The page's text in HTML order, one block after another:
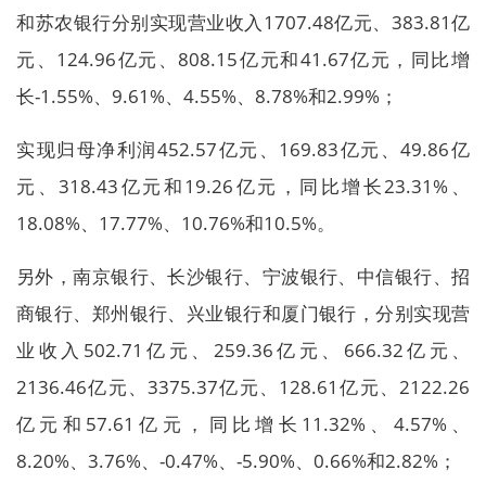
和苏农银行分别实现营业收入1707.48亿元、383.81亿
元、124.96亿元、808.15亿元和41.67亿元，同比增
长-1.55%、9.61%、4.55%、8.78%和2.99%；
实现归母净利润452.57亿元、169.83亿元、49.86亿
元、318.43亿元和19.26亿元，同比增长23.31%、
18.08%、17.77%、10.76%和10.5%。
另外，南京银行、长沙银行、宁波银行、中信银行、招
商银行、郑州银行、兴业银行和厦门银行，分别实现营
业收入502.71亿元、259.36亿元、666.32亿元、
2136.46亿元、3375.37亿元、128.61亿元、2122.26
亿元和57.61亿元，同比增长11.32%、4.57%、
8.20%、3.76%、-0.47%、-5.90%、0.66%和2.82%；